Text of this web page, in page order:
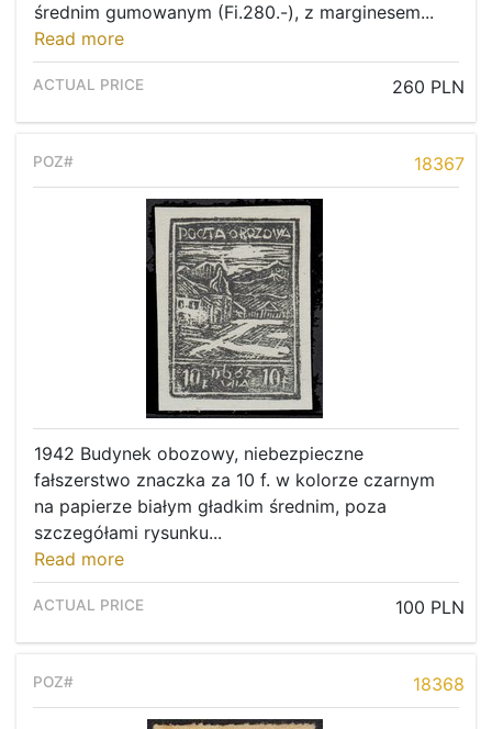
średnim gumowanym (Fi.280.-), z marginesem...
Read more
260 PLN
18367
1942 Budynek obozowy, niebezpieczne
fałszerstwo znaczka za 10 f. w kolorze czarnym
na papierze białym gładkim średnim, poza
szczegółami rysunku...
Read more
100 PLN
18368